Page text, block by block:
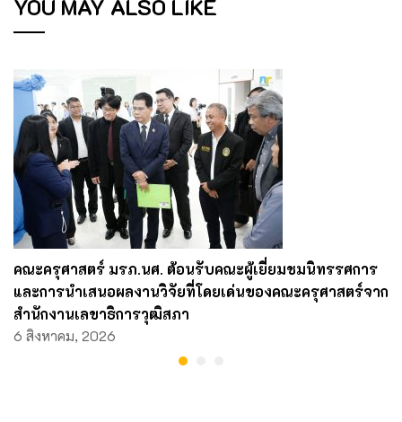
YOU MAY ALSO LIKE
คณะครุศาสตร์ มรภ.นศ. ต้อนรับคณะผู้เยี่ยมชมนิทรรศการ
และการนำเสนอผลงานวิจัยที่โดยเด่นของคณะครุศาสตร์จาก
สำนักงานเลขาธิการวุฒิสภา
6 สิงหาคม, 2026